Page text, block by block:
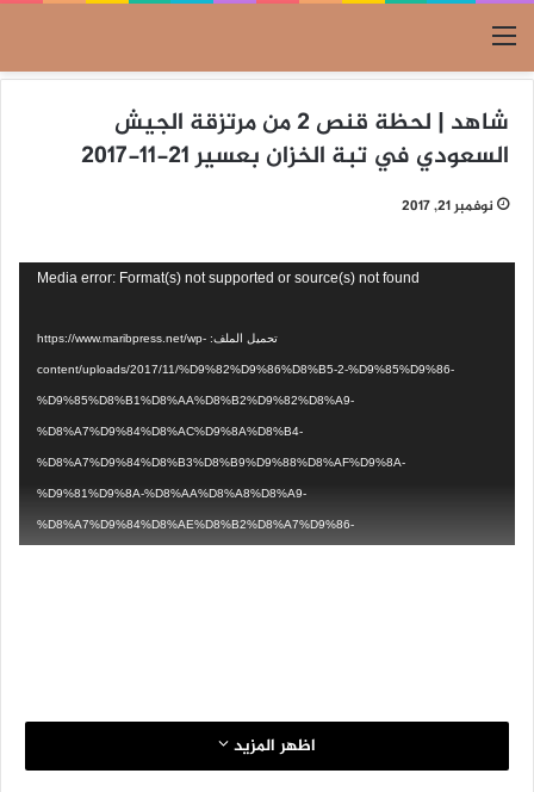
القائمة
شاهد | لحظة قنص 2 من مرتزقة الجيش
السعودي في تبة الخزان بعسير 21-11-2017
نوفمبر 21, 2017
Media error: Format(s) not supported or source(s) not found
تحميل الملف: https://www.maribpress.net/wp-
content/uploads/2017/11/%D9%82%D9%86%D8%B5-2-%D9%85%D9%86-
%D9%85%D8%B1%D8%AA%D8%B2%D9%82%D8%A9-
%D8%A7%D9%84%D8%AC%D9%8A%D8%B4-
%D8%A7%D9%84%D8%B3%D8%B9%D9%88%D8%AF%D9%8A-
%D9%81%D9%8A-%D8%AA%D8%A8%D8%A9-
%D8%A7%D9%84%D8%AE%D8%B2%D8%A7%D9%86-
اظهر المزيد